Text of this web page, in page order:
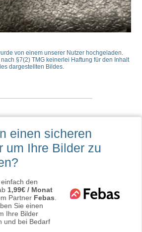
von einem unserer Nutzer hochgeladen.
§7(2) TMG keinerlei Haftung für den Inhalt
dargestellten Bildes.
einen sicheren
um Ihre Bilder zu
den
1,99€ / Monat
Partner Febas
Sie einen
Ihre Bilder
und bei Bedarf